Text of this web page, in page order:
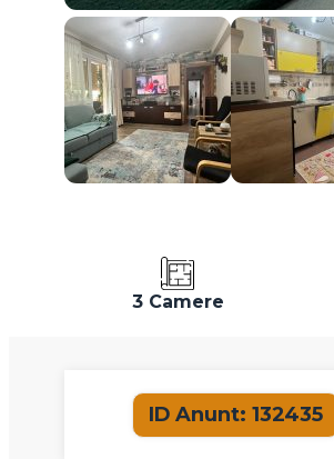
3 Camere
ID Anunt: 132435